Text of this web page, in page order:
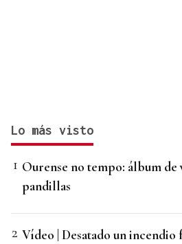
Lo más visto
Ourense no tempo: álbum de
pandillas
Vídeo | Desatado un incendio